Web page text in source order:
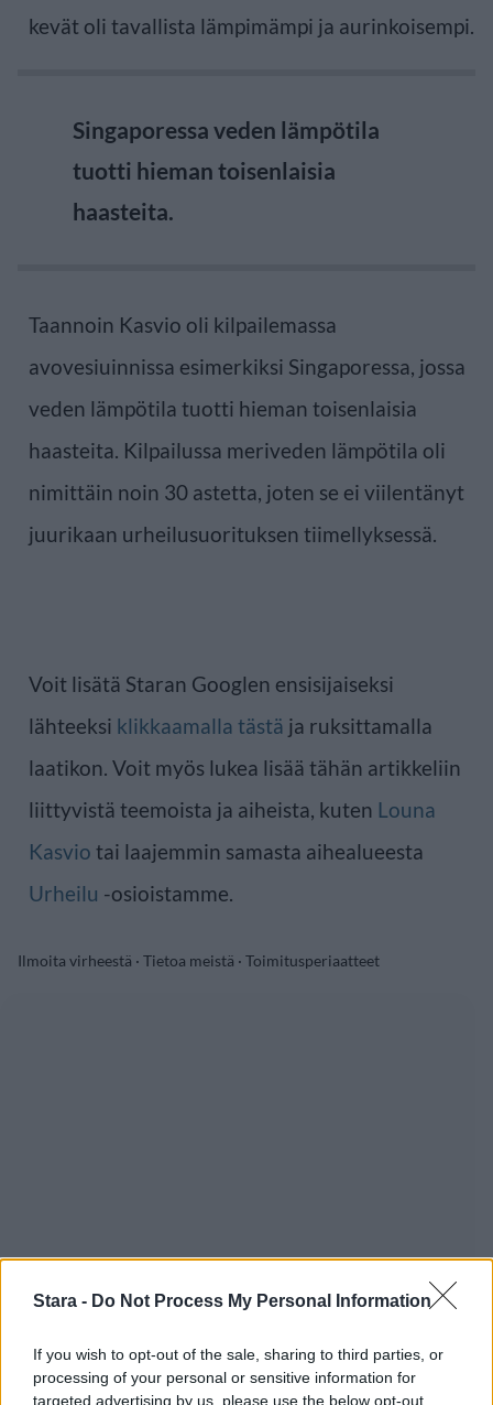
Stara - Do Not Process My Personal Information
If you wish to opt-out of the sale, sharing to third parties, or
processing of your personal or sensitive information for
targeted advertising by us, please use the below opt-out
kevät oli tavallista lämpimämpi ja aurinkoisempi.
Singaporessa veden lämpötila
tuotti hieman toisenlaisia
haasteita.
Taannoin Kasvio oli kilpailemassa
avovesiuinnissa esimerkiksi Singaporessa, jossa
veden lämpötila tuotti hieman toisenlaisia
haasteita. Kilpailussa meriveden lämpötila oli
nimittäin noin 30 astetta, joten se ei viilentänyt
juurikaan urheilusuorituksen tiimellyksessä.
Voit lisätä Staran Googlen ensisijaiseksi
lähteeksi klikkaamalla tästä ja ruksittamalla
laatikon. Voit myös lukea lisää tähän artikkeliin
liittyvistä teemoista ja aiheista, kuten Louna
Kasvio tai laajemmin samasta aihealueesta
Urheilu -osioistamme.
Ilmoita virheestä · Tietoa meistä · Toimitusperiaatteet